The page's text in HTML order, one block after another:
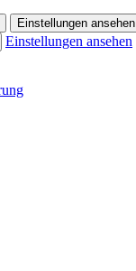
Einstellungen ansehen
Einstellungen ansehen